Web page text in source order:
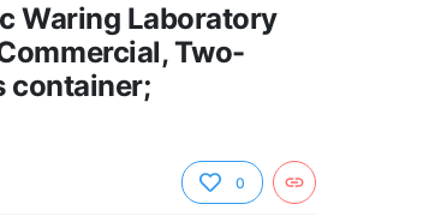
Waring Laboratory
Two-
container;
0